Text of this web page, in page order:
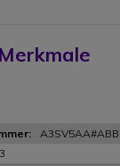
A3SV5AA#ABB